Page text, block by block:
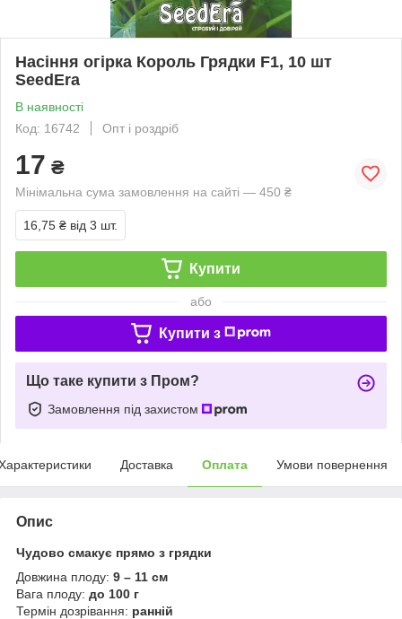
Насіння огірка Король Грядки F1, 10 шт
SeedEra
В наявності
Код: 16742
Опт і роздріб
17 ₴
Мінімальна сума замовлення на сайті — 450 ₴
16,75 ₴ від 3 шт.
Купити
або
Купити з
Що таке купити з Пром?
Замовлення під захистом
Доставка Оплата Умови повернення
Опис
Чудово смакує прямо з грядки
Довжина плоду: 9 – 11 см
Вага плоду: до 100 г
Термін дозрівання: ранній